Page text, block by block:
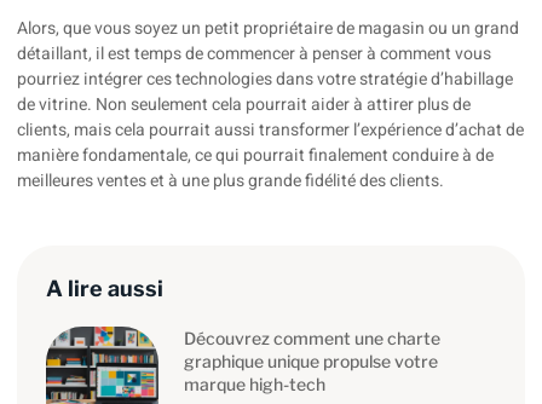
Alors, que vous soyez un petit propriétaire de magasin ou un grand
détaillant, il est temps de commencer à penser à comment vous
pourriez intégrer ces technologies dans votre stratégie d’habillage
de vitrine. Non seulement cela pourrait aider à attirer plus de
clients, mais cela pourrait aussi transformer l’expérience d’achat de
manière fondamentale, ce qui pourrait finalement conduire à de
meilleures ventes et à une plus grande fidélité des clients.
A lire aussi
Découvrez comment une charte
graphique unique propulse votre
marque high-tech